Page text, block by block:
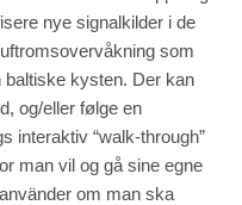
nye signalkilder i de
som
baltiske kysten. Der kan
og/eller følge en
interaktiv “walk-through”
man vil og gå sine egne
om man ska